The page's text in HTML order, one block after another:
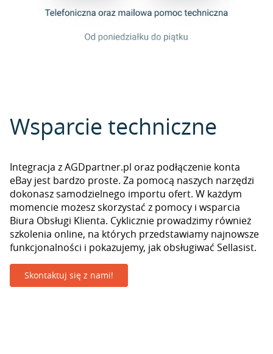
Wsparcie techniczne
Integracja z AGDpartner.pl oraz podłączenie konta
eBay jest bardzo proste. Za pomocą naszych narzędzi
dokonasz samodzielnego importu ofert. W każdym
momencie możesz skorzystać z pomocy i wsparcia
Biura Obsługi Klienta. Cyklicznie prowadzimy również
szkolenia online, na których przedstawiamy najnowsze
funkcjonalności i pokazujemy, jak obsługiwać Sellasist.
Skontaktuj się z nami!